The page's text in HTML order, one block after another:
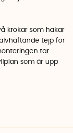
krokar som hakar
tejp för
tar
som är upp
att du får full